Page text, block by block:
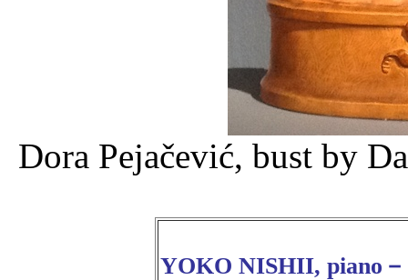
Dora Pejačević, bust by
YOKO NISHII, piano－